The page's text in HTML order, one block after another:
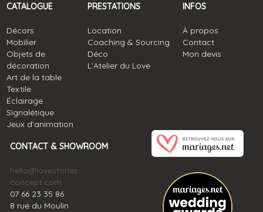
CATALOGUE
Décors
Mobilier
Objets de
décoration
Art de la table
Textile
Éclairage
Signalétique
Jeux d’animation
PRESTATIONS
Location
Coaching & Sourcing
Déco
L’Atelier du Love
INFOS
À propos
Contact
Mon devis
CONTACT & SHOWROOM
hello@lovestories-
concept.com
07 66 23 35 86
8 rue du Moulin